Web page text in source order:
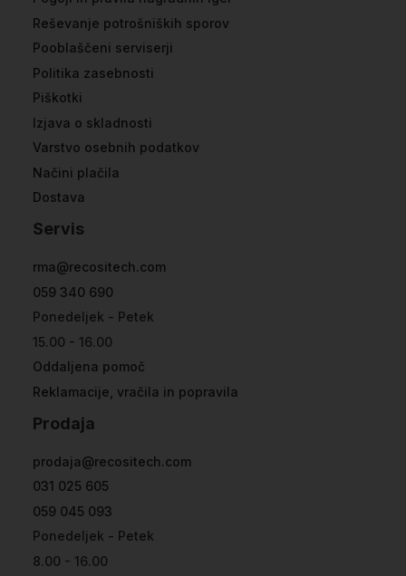
Reševanje potrošniških sporov
Pooblaščeni serviserji
Politika zasebnosti
Piškotki
Izjava o skladnosti
Varstvo osebnih podatkov
Načini plačila
Dostava
Servis
rma@recositech.com
059 340 690
Ponedeljek - Petek
15.00 - 16.00
Oddaljena pomoč
Reklamacije, vračila in popravila
Prodaja
prodaja@recositech.com
031 025 605
059 045 093
Ponedeljek - Petek
8.00 - 16.00